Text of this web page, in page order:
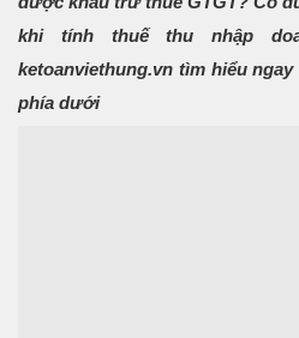
khi tính thuế thu nhập
ketoanviethung.vn tìm hiểu
phía dưới